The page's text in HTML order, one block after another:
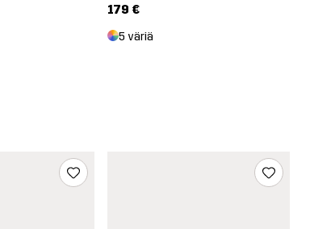
179 €
5 väriä